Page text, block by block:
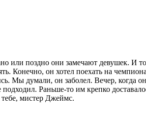
поздно они замечают девушек. И
Конечно, он хотел поехать на
Мы думали, он заболел. Вечер, когда он
Раньше-то им крепко
мистер Джеймс.